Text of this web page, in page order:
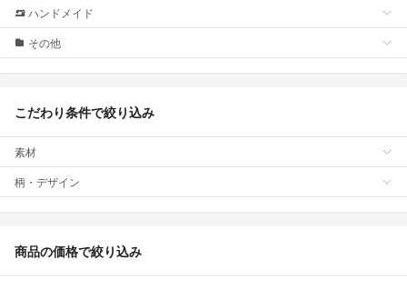
ハンドメイド
その他
こだわり条件で絞り込み
素材
柄・デザイン
商品の価格で絞り込み